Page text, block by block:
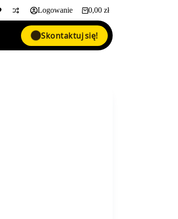
Logowanie Koszyk
0,00 zł
Skontaktuj się!